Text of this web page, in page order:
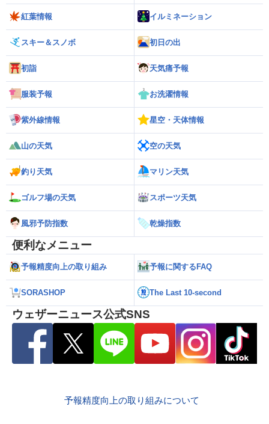
紅葉情報 イルミネーション
スキー＆スノボ 初日の出
初詣 天気痛予報
服装予報 お洗濯情報
紫外線情報 星空・天体情報
山の天気 空の天気
釣り天気 マリン天気
ゴルフ場の天気 スポーツ天気
風邪予防指数 乾燥指数
便利なメニュー
予報精度向上の取り組み 予報に関するFAQ
SORASHOP The Last 10-second
ウェザーニュース公式SNS
予報精度向上の取り組みについて